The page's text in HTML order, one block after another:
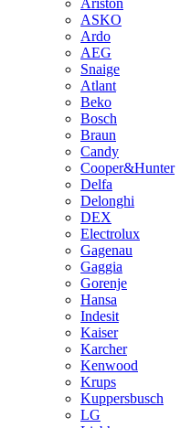
Ariston
ASKO
Ardo
AEG
Snaige
Atlant
Beko
Bosch
Braun
Candy
Cooper&Hunter
Delfa
Delonghi
DEX
Electrolux
Gagenau
Gaggia
Gorenje
Hansa
Indesit
Kaiser
Karcher
Kenwood
Krups
Kuppersbusch
LG